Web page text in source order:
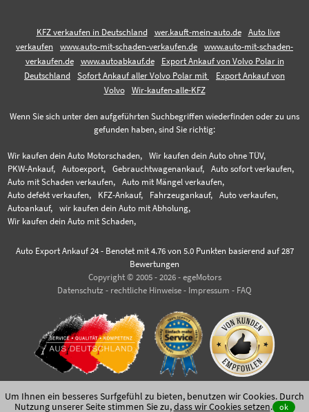
KFZ verkaufen in Deutschland wer.kauft-mein-auto.de
Auto live
verkaufen
www.auto-mit-schaden-verkaufen.de
www.auto-mit-schaden-
verkaufen.de
www.autoabkauf.de
Export Ankauf von Volvo Polar in
Deutschland
Sofort Ankauf aller Volvo Polar mit
Export Ankauf von
Volvo
Wir-kaufen-alle-KFZ
Wenn Sie sich unter den aufgeführten Suchbegriffen wiederfinden oder zu uns
gefunden haben, sind Sie richtig:
Wir kaufen dein Auto Motorschaden,
Wir kaufen dein Auto ohne TÜV,
PKW-Ankauf,
Autoexport, Gebrauchtwagenankauf,
Auto sofort verkaufen,
Auto mit Schaden verkaufen,
Auto mit Mängel verkaufen,
Auto defekt verkaufen,
KFZ-Ankauf, Fahrzeugankauf,
Auto verkaufen,
Autoankauf,
wir kaufen dein Auto mit Abholung,
Wir kaufen dein Auto mit Schaden,
Auto Export Ankauf 24- Benotet mit 4.76von 5.0 Punkten basierend auf 287
Bewertungen
Copyright © 2005 - 2026 - egeMotors
Datenschutz - rechtliche Hinweise - Impressum - FAQ
Um Ihnen ein besseres Surfgefühl zu bieten, benutzen wir Cookies. Durch
Nutzung unserer Seite stimmen Sie zu,dass wir Cookies setzen. ok